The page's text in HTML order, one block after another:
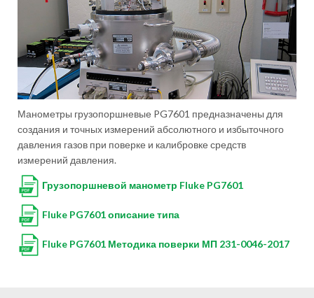
Манометры грузопоршневые PG7601 предназначены для
создания и точных измерений абсолютного и избыточного
давления газов при поверке и калибровке средств
измерений давления.
Грузопоршневой манометр Fluke PG7601
Fluke PG7601 описание типа
Fluke PG7601 Методика поверки МП 231-0046-2017